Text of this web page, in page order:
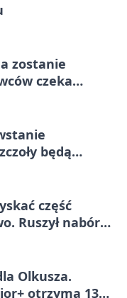
zostanie
czeka
będą
część
Ruszył nabór
Olkusza.
otrzyma 134